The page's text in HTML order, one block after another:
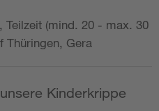
Teilzeit (mind. 20 - max. 30
Thüringen, Gera
Kinderkrippe